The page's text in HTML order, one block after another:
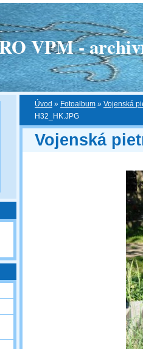
VPM -
Úvod » Fotoalbum » Vojenská
H32_HK.JPG
Vojenská